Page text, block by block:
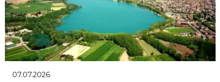
07.07.2026